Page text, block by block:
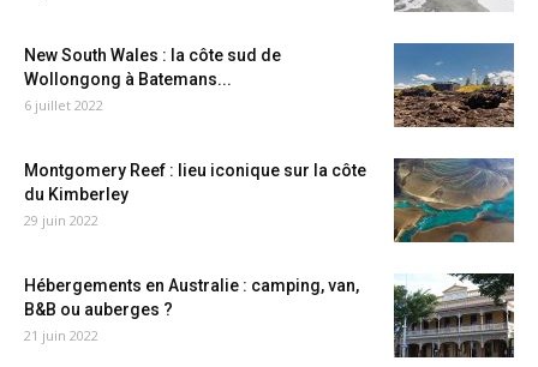
New South Wales : la côte sud de
Wollongong à Batemans...
6 juillet 2022
Montgomery Reef : lieu iconique sur la côte
du Kimberley
29 juin 2022
Hébergements en Australie : camping, van,
B&B ou auberges ?
21 juin 2022